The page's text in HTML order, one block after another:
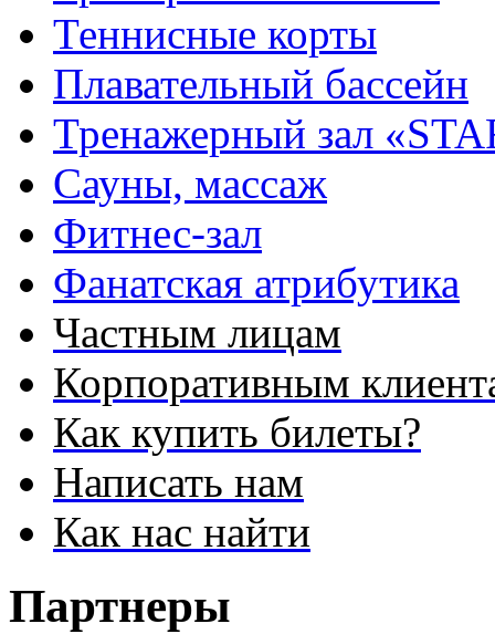
Теннисные корты
Плавательный бассейн
Тренажерный зал
Сауны, массаж
Фитнес-зал
Фанатская атрибутика
Частным лицам
Корпоративным
Как купить билеты?
Написать нам
Как нас найти
Партнеры